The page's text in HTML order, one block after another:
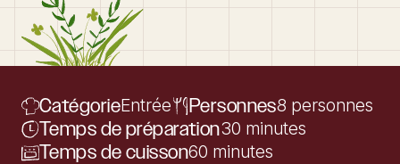
CatégorieEntrée Personnes8 personnes
Temps de préparation30 minutes
Temps de cuisson60 minutes